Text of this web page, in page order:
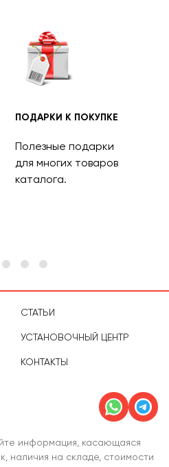
ПОДАРКИ К ПОКУПКЕ
Полезные подарки
для многих товаров
каталога.
СТАТЬИ
УСТАНОВОЧНЫЙ ЦЕНТР
КОНТАКТЫ
информация, касающаяся
наличия на складе, стоимости